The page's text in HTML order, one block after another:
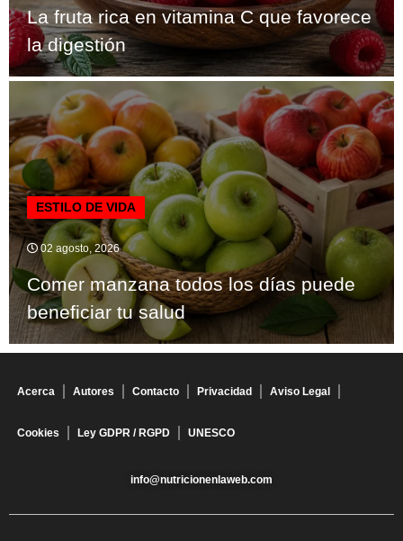
La fruta rica en vitamina C que favorece
la digestión
ESTILO DE VIDA
02 agosto, 2026
Comer manzana todos los días puede
beneficiar tu salud
Acerca Autores Contacto Privacidad Aviso Legal
Cookies Ley GDPR / RGPD UNESCO
info@nutricionenlaweb.com